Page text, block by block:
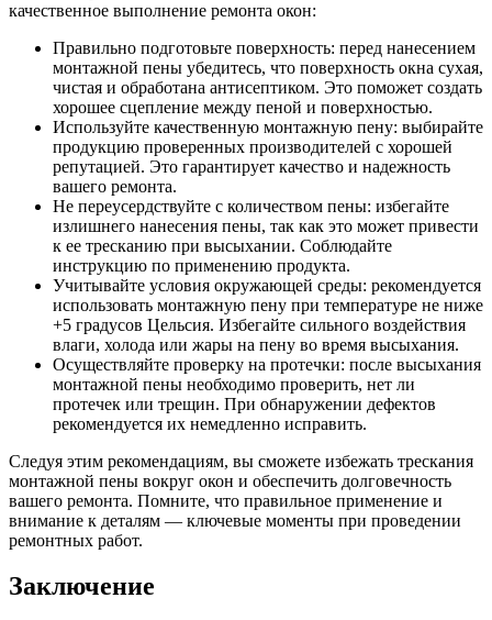
качественное выполнение ремонта окон:
Правильно подготовьте поверхность: перед нанесением
монтажной пены убедитесь, что поверхность окна сухая,
чистая и обработана антисептиком. Это поможет создать
хорошее сцепление между пеной и поверхностью.
Используйте качественную монтажную пену: выбирайте
продукцию проверенных производителей с хорошей
репутацией. Это гарантирует качество и надежность
вашего ремонта.
Не переусердствуйте с количеством пены: избегайте
излишнего нанесения пены, так как это может привести
к ее тресканию при высыхании. Соблюдайте
инструкцию по применению продукта.
Учитывайте условия окружающей среды: рекомендуется
использовать монтажную пену при температуре не ниже
+5 градусов Цельсия. Избегайте сильного воздействия
влаги, холода или жары на пену во время высыхания.
Осуществляйте проверку на протечки: после высыхания
монтажной пены необходимо проверить, нет ли
протечек или трещин. При обнаружении дефектов
рекомендуется их немедленно исправить.
Следуя этим рекомендациям, вы сможете избежать трескания
монтажной пены вокруг окон и обеспечить долговечность
вашего ремонта. Помните, что правильное применение и
внимание к деталям — ключевые моменты при проведении
ремонтных работ.
Заключение